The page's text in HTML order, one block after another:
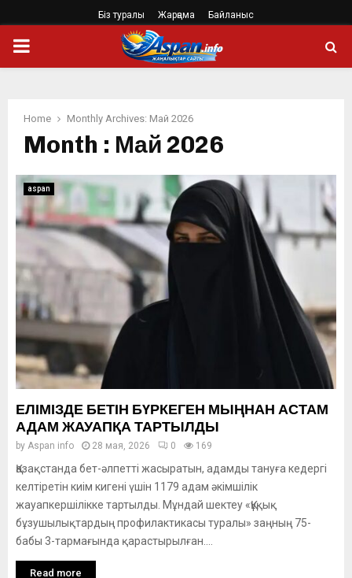
Біз туралы Жарңама Байланыс
PRIMARY
Home Monthly Archives: Май 2026
Month : Май 2026
aspan
ЕЛІМІЗДЕ БЕТІН БҮРКЕГЕН МЫҢНАН АСТАМ
АДАМ ЖАУАПҚА ТАРТЫЛДЫ
by Aspan info 28 мая, 2026 0 169
Қазақстанда бет-әлпетті жасыратын, адамды тануға кедергі
келтіретін киім кигені үшін 1179 адам әкімшілік
жауапкершілікке тартылды. Мұндай шектеу «Құқық
бұзушылықтардың профилактикасы туралы» заңның 75-
бабы 3-тармағында қарастырылған....
Read more